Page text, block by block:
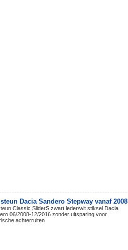
Dacia Sandero Stepway vanaf 2008
Classic SliderS zwart leder/wit stiksel Dacia
06/2008-12/2016 zonder uitsparing voor
achterruiten